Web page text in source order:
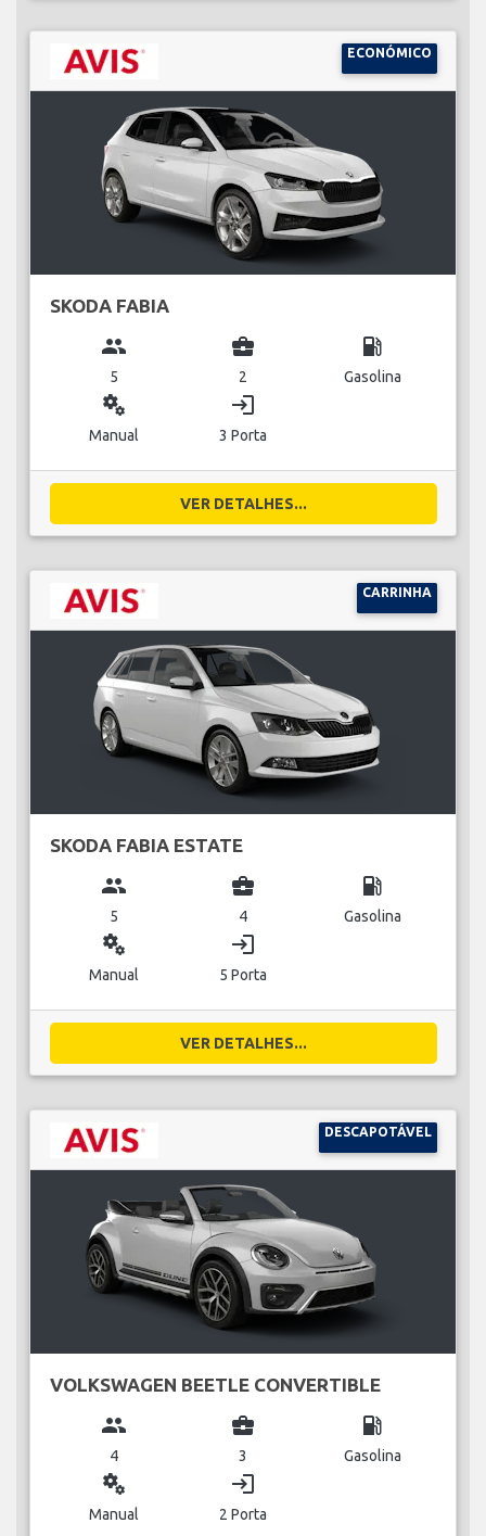
ECONÓMICO
SKODA FABIA
group
5
business_center
2
local_gas_station
Gasolina
miscellaneous_services
Manual
login
3 Porta
VER DETALHES...
CARRINHA
SKODA FABIA ESTATE
group
5
business_center
4
local_gas_station
Gasolina
miscellaneous_services
Manual
login
5 Porta
VER DETALHES...
DESCAPOTÁVEL
VOLKSWAGEN BEETLE CONVERTIBLE
group
4
business_center
3
local_gas_station
Gasolina
miscellaneous_services
Manual
login
2 Porta